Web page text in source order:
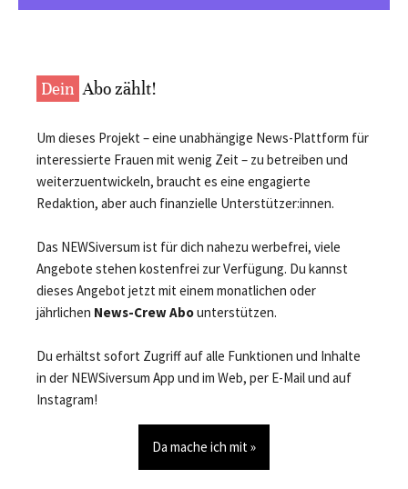
Dein Abo zählt!
Um dieses Projekt – eine unabhängige News-Plattform für
interessierte Frauen mit wenig Zeit – zu betreiben und
weiterzuentwickeln, braucht es eine engagierte
Redaktion, aber auch finanzielle Unterstützer:innen.
Das NEWSiversum ist für dich nahezu werbefrei, viele
Angebote stehen kostenfrei zur Verfügung. Du kannst
dieses Angebot jetzt mit einem monatlichen oder
jährlichen News-Crew Abounterstützen.
Du erhältst sofort Zugriff auf alle Funktionen und Inhalte
in der NEWSiversum App und im Web, per E-Mail und auf
Instagram!
Da mache ich mit »